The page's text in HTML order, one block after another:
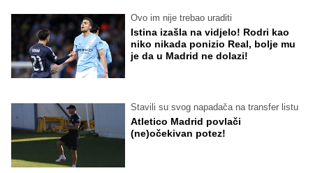
Ovo im nije trebao uraditi
Istina izašla na vidjelo! Rodri kao
niko nikada ponizio Real, bolje mu
je da u Madrid ne dolazi!
Stavili su svog napadača na transfer listu
Atletico Madrid povlači
(ne)očekivan potez!